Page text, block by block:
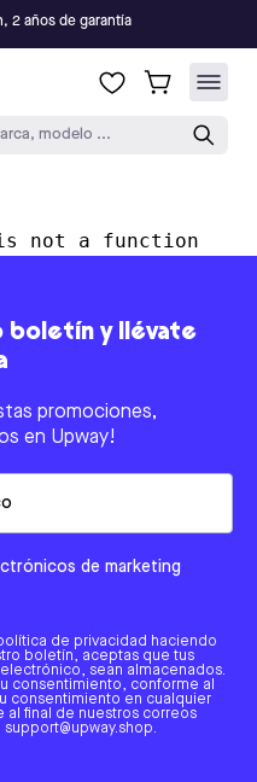
2 años de garantía
modelo ...
not a function
boletín y llévate
promociones,
en Upway!
de marketing
de privacidad haciendo
boletín, aceptas que tus
sean almacenados.
consentimiento, conforme al
consentimiento en cualquier
final de nuestros correos